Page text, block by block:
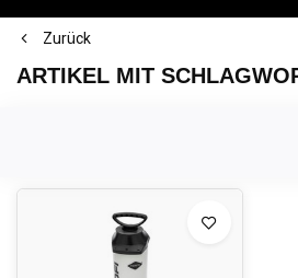
Zurück
ARTIKEL MIT